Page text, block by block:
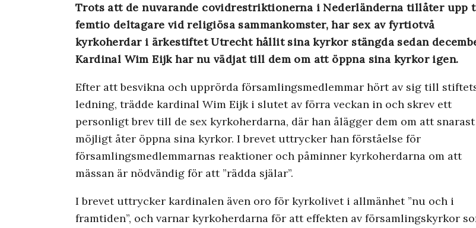
Trots att de nuvarande covidrestriktionerna i Nederländerna tillåter upp
femtio deltagare vid religiösa sammankomster, har sex av fyrtiotvå
kyrkoherdar i ärkestiftet Utrecht hållit sina kyrkor stängda sedan
Kardinal Wim Eijk har nu vädjat till dem om att öppna sina kyrkor igen.
Efter att besvikna och upprörda församlingsmedlemmar hört av sig till
ledning, trädde kardinal Wim Eijk i slutet av förra veckan in och skrev ett
personligt brev till de sex kyrkoherdarna, där han ålägger dem om att snarast
möjligt åter öppna sina kyrkor. I brevet uttrycker han förståelse för
församlingsmedlemmarnas reaktioner och påminner kyrkoherdarna om att
mässan är nödvändig för att ”rädda själar”.
I brevet uttrycker kardinalen även oro för kyrkolivet i allmänhet ”nu och i
framtiden”, och varnar kyrkoherdarna för att effekten av församlingskyrkor